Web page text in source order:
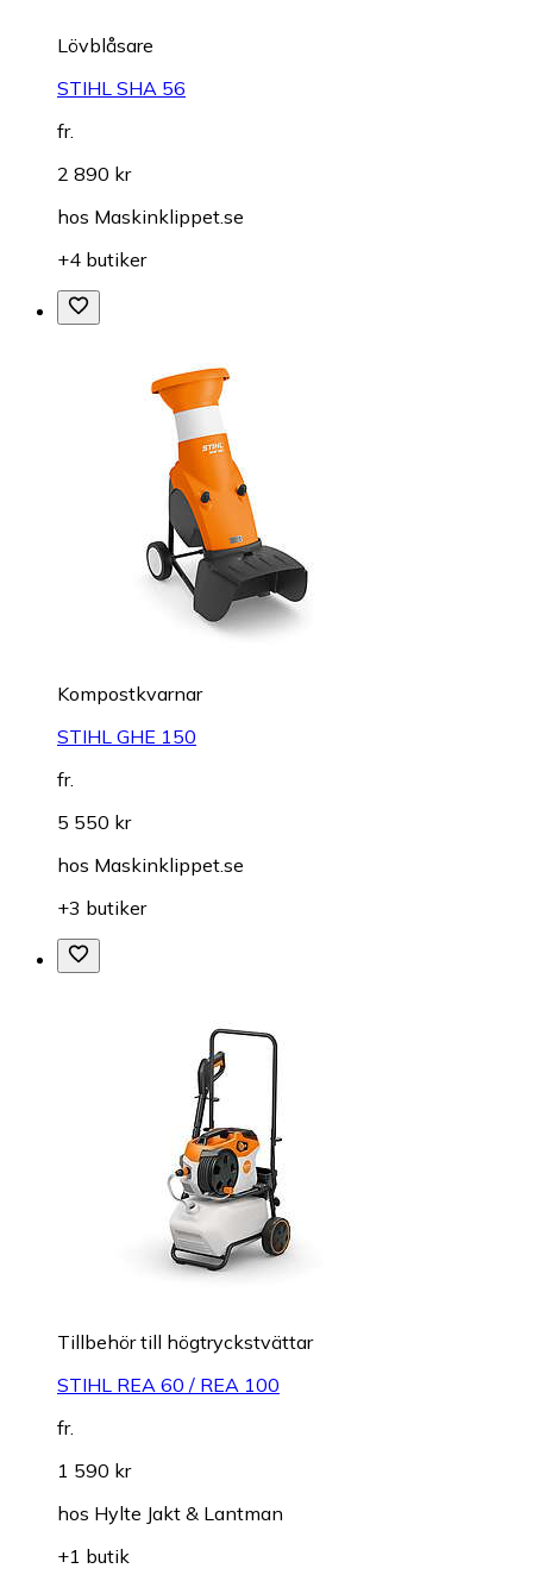
Lövblåsare
STIHL SHA 56
fr.
2 890 kr
hos Maskinklippet.se
+4 butiker
Kompostkvarnar
STIHL GHE 150
fr.
5 550 kr
hos Maskinklippet.se
+3 butiker
Tillbehör till högtryckstvättar
STIHL REA 60 / REA 100
fr.
1 590 kr
hos Hylte Jakt & Lantman
+1 butik